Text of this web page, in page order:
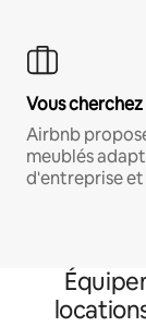
Vous
Airbnb
meublés
d'entreprise